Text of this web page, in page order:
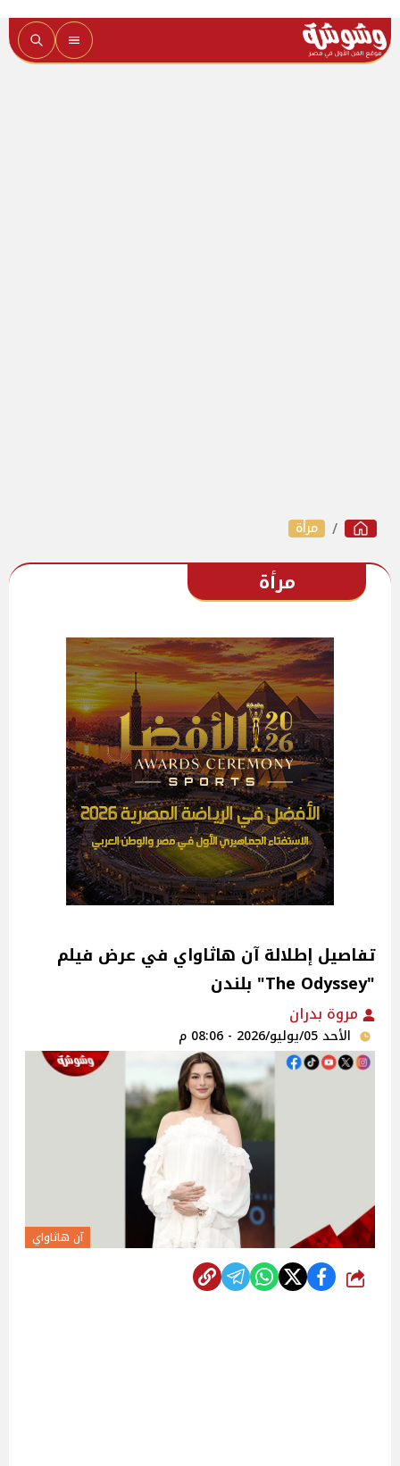
مرأة
مرأة
تفاصيل إطلالة آن هاثاواي في عرض فيلم
"The Odyssey" بلندن
مروة بدران
الأحد 05/يوليو/2026 - 08:06 م
آن هاثاواي
شارك